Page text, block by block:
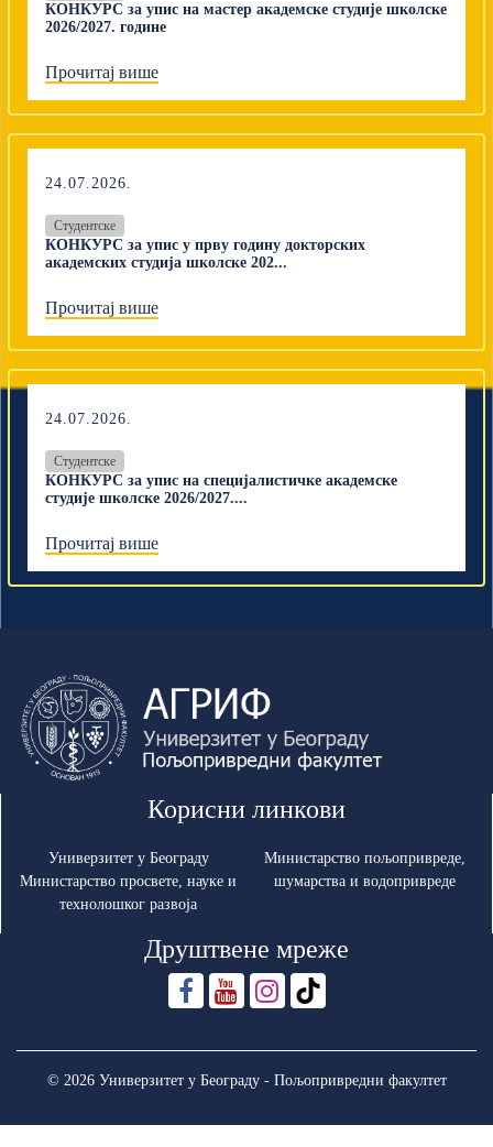
КОНКУРС за упис на мастер академске студије школске
2026/2027. године
Прочитај више
24.07.2026.
Студентске
КОНКУРС за упис у прву годину докторских
академских студија школске 202...
Прочитај више
24.07.2026.
Студентске
КОНКУРС за упис на специјалистичке академске
студије школске 2026/2027....
Прочитај више
Корисни линкови
Универзитет у Београду
Министарство просвете, науке и
технолошког развоја
Министарство пољопривреде,
шумарства и водопривреде
Друштвене мреже
© 2026 Универзитет у Београду - Пољопривредни факултет